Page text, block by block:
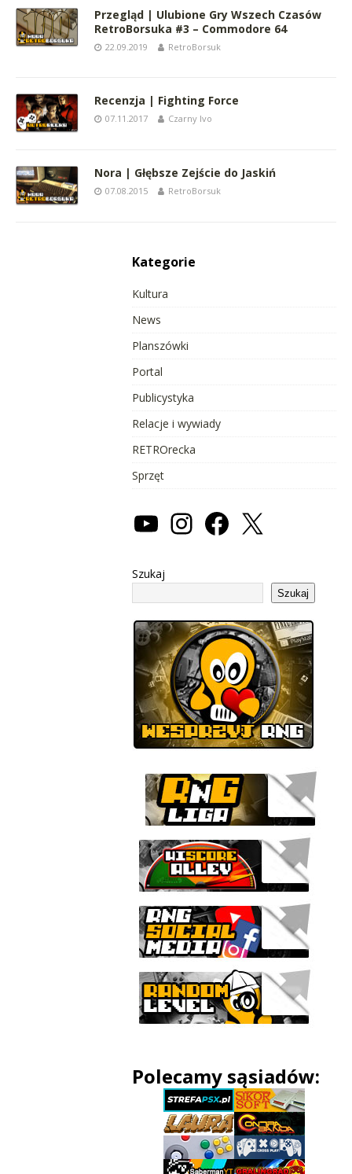
Przegląd | Ulubione Gry Wszech Czasów
RetroBorsuka #3 – Commodore 64
22.09.2019 RetroBorsuk
Recenzja | Fighting Force
07.11.2017 Czarny Ivo
Nora | Głębsze Zejście do Jaskiń
07.08.2015 RetroBorsuk
Kategorie
Kultura
News
Planszówki
Portal
Publicystyka
Relacje i wywiady
RETROrecka
Sprzęt
Szukaj
Szukaj
Polecamy sąsiadów: